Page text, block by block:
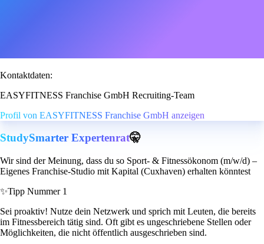
Kontaktdaten:
EASYFITNESS Franchise GmbH Recruiting-Team
Profil von EASYFITNESS Franchise GmbH anzeigen
StudySmarter Expertenrat🤫
Wir sind der Meinung, dass du so Sport- & Fitnessökonom (m/w/d) –
Eigenes Franchise-Studio mit Kapital (Cuxhaven) erhalten könntest
✨Tipp Nummer 1
Sei proaktiv! Nutze dein Netzwerk und sprich mit Leuten, die bereits
im Fitnessbereich tätig sind. Oft gibt es ungeschriebene Stellen oder
Möglichkeiten, die nicht öffentlich ausgeschrieben sind.